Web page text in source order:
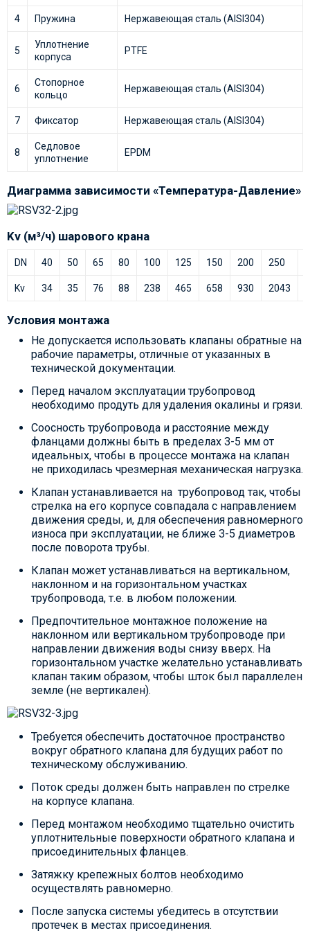
4 Пружина Нержавеющая сталь (AISI304)
5
Уплотнение
корпуса
PTFE
6
Стопорное
кольцо
Нержавеющая сталь (AISI304)
7 Фиксатор Нержавеющая сталь (AISI304)
8
Седловое
уплотнение
EPDM
Диаграмма зависимости «Температура-Давление»
Kv (м³/ч) шарового крана
DN 40 50 65 80 100 125 150 200 250
Kv 34 35 76 88 238 465 658 930 2043
Условия монтажа
Не допускается использовать клапаны обратные на
рабочие параметры, отличные от указанных в
технической документации.
Перед началом эксплуатации трубопровод
необходимо продуть для удаления окалины и грязи.
Соосность трубопровода и расстояние между
фланцами должны быть в пределах 3-5 мм от
идеальных, чтобы в процессе монтажа на клапан
не приходилась чрезмерная механическая нагрузка.
Клапан устанавливается на трубопровод так, чтобы
стрелка на его корпусе совпадала с направлением
движения среды, и, для обеспечения равномерного
износа при эксплуатации, не ближе 3-5 диаметров
после поворота трубы.
Клапан может устанавливаться на вертикальном,
наклонном и на горизонтальном участках
трубопровода, т.е. в любом положении.
Предпочтительное монтажное положение на
наклонном или вертикальном трубопроводе при
направлении движения воды снизу вверх. На
горизонтальном участке желательно устанавливать
клапан таким образом, чтобы шток был параллелен
земле (не вертикален).
Требуется обеспечить достаточное пространство
вокруг обратного клапана для будущих работ по
техническому обслуживанию.
Поток среды должен быть направлен по стрелке
на корпусе клапана.
Перед монтажом необходимо тщательно очистить
уплотнительные поверхности обратного клапана и
присоединительных фланцев.
Затяжку крепежных болтов необходимо
осуществлять равномерно.
После запуска системы убедитесь в отсутствии
протечек в местах присоединения.